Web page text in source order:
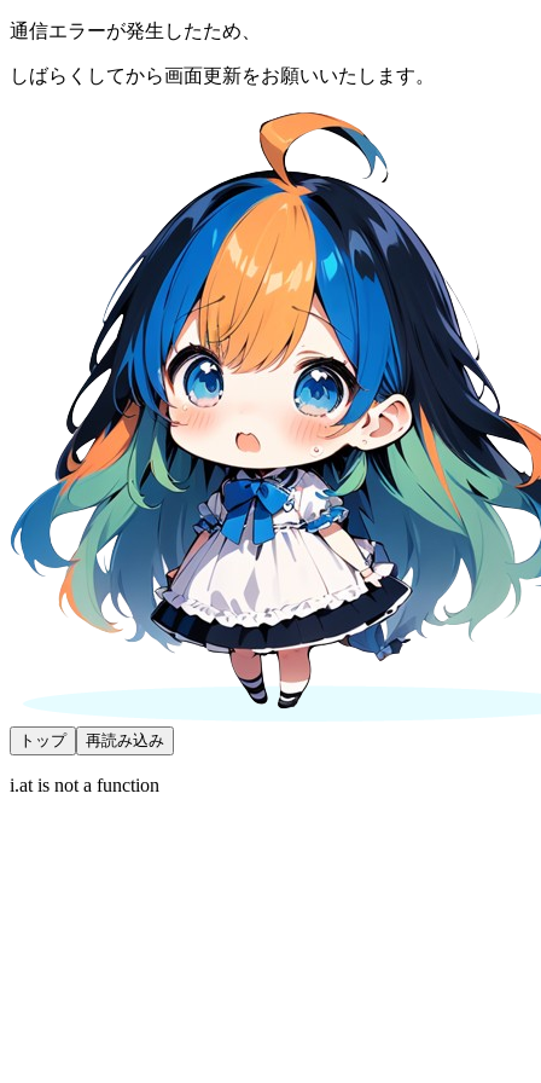
通信エラーが発生したため、
しばらくしてから画面更新をお願いいたします。
トップ 再読み込み
i.at is not a function